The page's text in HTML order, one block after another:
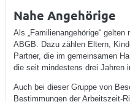
Nahe Angehörige
Als „Familienangehörige“ gelten
ABGB. Dazu zählen Eltern,
Partner, die im gemeinsamen
die seit mindestens drei Jahren
Auch bei dieser Gruppe von
Bestimmungen der Arbeitszeit-